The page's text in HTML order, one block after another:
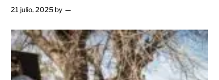
21 julio, 2025 by